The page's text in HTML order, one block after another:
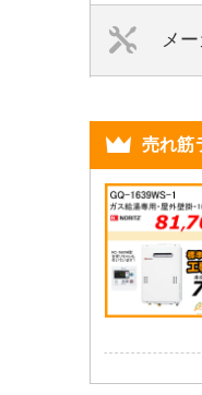
メ
売れ筋